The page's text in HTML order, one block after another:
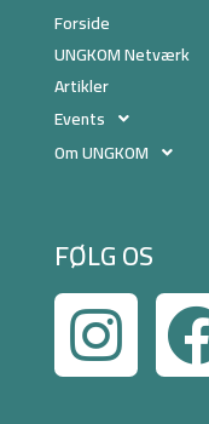
Forside
UNGKOM Netværk
Artikler
Events
Om UNGKOM
FØLG OS